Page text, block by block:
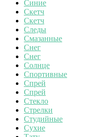
Синие
Скетч
Скетч
Следы
Смазанные
Снег
Снег
Солнце
Спортивные
Спрей
Спрей
Стекло
Стрелки
Студийные
Сухие